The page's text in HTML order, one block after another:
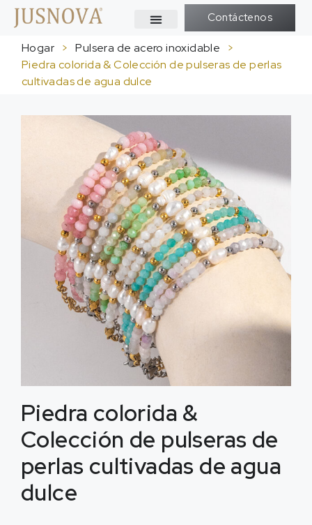
Contáctenos
Hogar > Pulsera de acero inoxidable
>
Piedra colorida & Colección de pulseras de perlas
cultivadas de agua dulce
Piedra colorida &
Colección de pulseras de
perlas cultivadas de agua
dulce